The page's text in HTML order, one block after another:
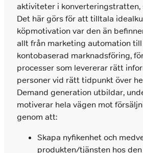
aktiviteter i
Det här görs för att tilltala
köpmotivation var den än
allt från marketing automation
kontobaserad marknadsföring,
processer som levererar rätt
personer vid rätt tidpunkt över
Demand generation utbildar,
motiverar hela vägen mot
genom att:
Skapa nyfikenhet och
produkten/tjänsten hos